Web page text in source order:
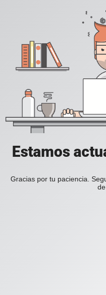
Estamos
Gracias por tu paciencia.